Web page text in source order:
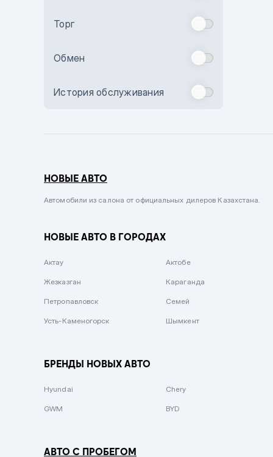
Бежевый
Комбинированный
Сиреневый металлик
Вишневый
Зеленый металлик
Торг
Обмен
История обслуживания
НОВЫЕ АВТО
Автомобили из салона от официальных дилеров Казахстана.
НОВЫЕ АВТО В ГОРОДАХ
Актау Актобе
Жезказган Караганда
Петропавловск Семей
Усть-Каменогорск Шымкент
БРЕНДЫ НОВЫХ АВТО
Hyundai Chery
GWM BYD
АВТО С ПРОБЕГОМ